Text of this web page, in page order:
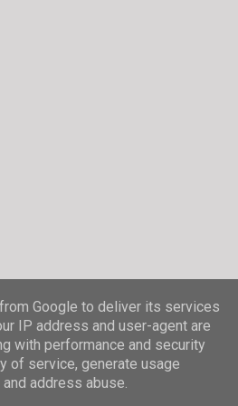
by Blogger
Google to deliver its services
IP address and user-agent are
with performance and security
of service, generate usage
address abuse.